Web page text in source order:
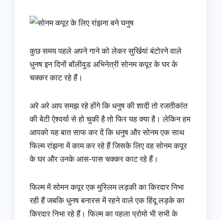
कुछ समय पहले अपने गाने को लेकर सुर्खियां बंटोरने वाले
धुनष इन दिनों बॉलीवुड अभिनेत्री सोनम कपूर के घर के
चक्‍कर काट रहे हैं।
अरे अरे आप समझ रहे होंगे कि धनुष की शादी तो रजतीकांत
की बेटी ऐश्‍वर्या से हो चुकी है तो फिर यह क्‍या है। लेकिन हम
आपको यह बात साफ कर दें कि धनुष और सोनम एक साथ
फिल्‍म रांझना में काम कर रहे हैं जिसके लिए वह सोनम कपूर
के घर और उनके आस-पास चक्‍कर काट रहे हैं।
फिल्‍म में सोमन कपूर एक मुस्‍लिम लड़की का किरदार निभा
रही हैं जबकि धुनष बनारस में रहने वाले एक हिंदू लड़के का
किरदार निभा रहे हैं। फिल्‍म का पहला प्रोमो भी सभी के